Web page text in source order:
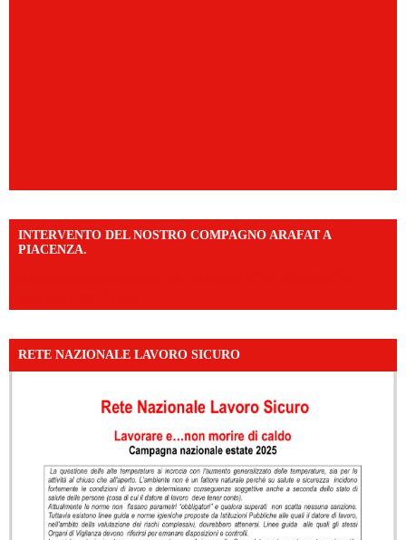
INTERVENTO DEL NOSTRO COMPAGNO ARAFAT A
PIACENZA.
RETE NAZIONALE LAVORO SICURO